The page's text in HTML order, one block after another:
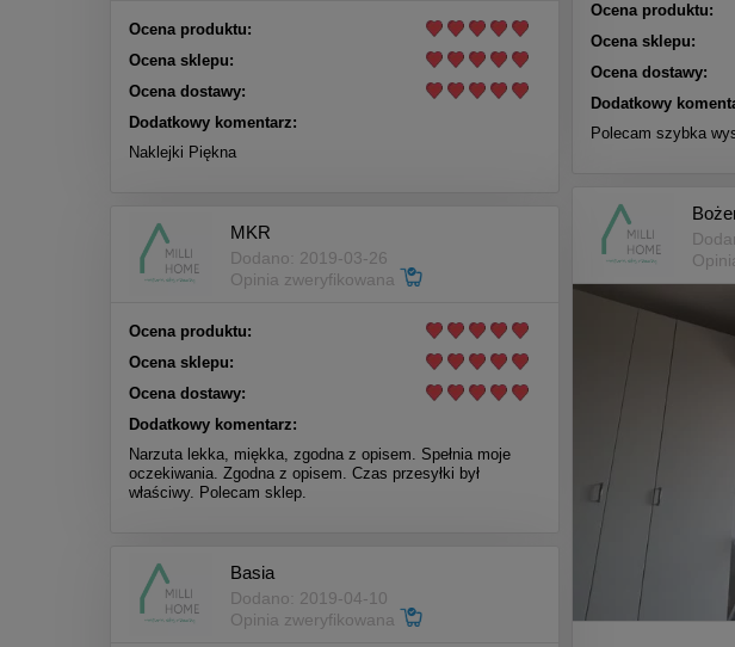
Ocena produktu:
Ocena sklepu:
Ocena dostawy:
Dodatkowy
Polecam szybka
Ocena produktu:
Ocena sklepu:
Ocena dostawy:
Dodatkowy komentarz:
Naklejki Piękna
MKR
Dodano: 2019-03-26
Opinia zweryfikowana
Ocena produktu:
Ocena sklepu:
Ocena dostawy:
Dodatkowy komentarz:
Narzuta lekka, miękka, zgodna z opisem. Spełnia moje
oczekiwania. Zgodna z opisem. Czas przesyłki był
właściwy. Polecam sklep.
Basia
Dodano: 2019-04-10
Opinia zweryfikowana